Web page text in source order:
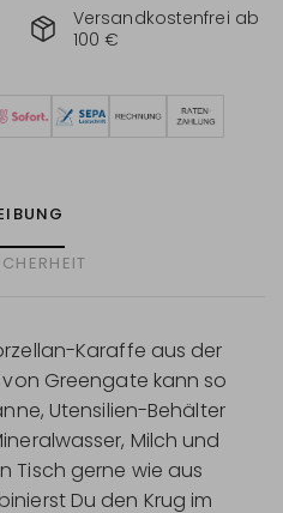
Versandkostenfrei ab
100 €
Karaffe aus der
Greengate kann so
Utensilien-Behälter
Milch und
Tisch gerne wie aus
Du den Krug im